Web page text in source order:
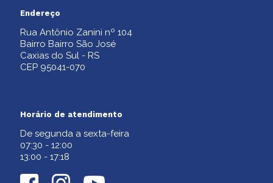
Endereço
Rua Antônio Zanini nº 104
Bairro Bairro São José
Caxias do Sul - RS
CEP 95041-070
Horário de atendimento
De segunda a sexta-feira
07:30 - 12:00
13:00 - 17:18